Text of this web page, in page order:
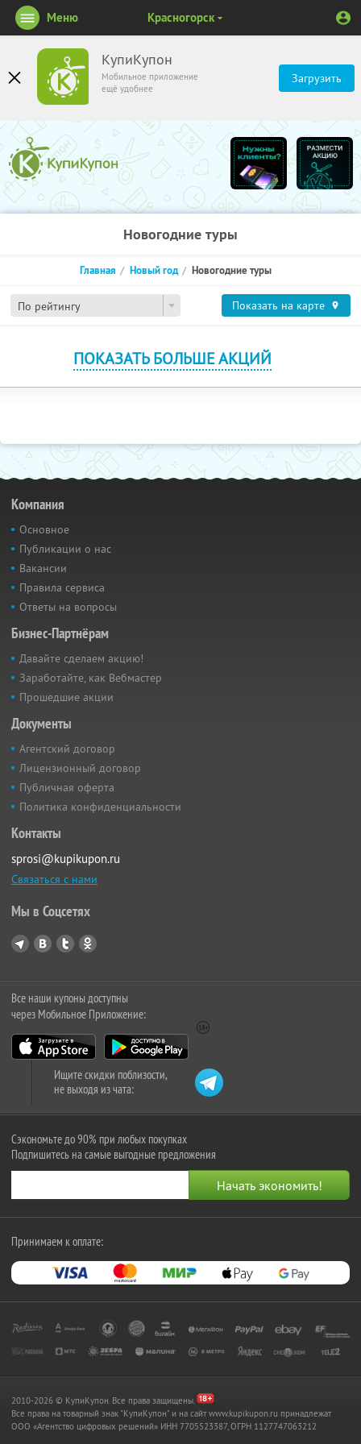
КупиКупон
Мобильное приложение
ещё удобнее
Загрузить
Меню Красногорск
Новогодние туры
По рейтингу
Главная Новый год Новогодние туры
Показать на карте
ПОКАЗАТЬ БОЛЬШЕ АКЦИЙ
Компания
Основное
Публикации о нас
Вакансии
Правила сервиса
Ответы на вопросы
Бизнес-Партнёрам
Давайте сделаем акцию!
Заработайте, как Вебмастер
Прошедшие акции
Документы
Агентский договор
Лицензионный договор
Публичная оферта
Политика конфиденциальности
Контакты
sprosi@kupikupon.ru
Связаться с нами
Мы в Соцсетях
Все наши купоны доступны
через Мобильное Приложение:
Ищите скидки поблизости,
не выходя из чата:
Сэкономьте до 90% при любых покупках
Подпишитесь на самые выгодные предложения
Принимаем к оплате:
2010-2026 © КупиКупон. Все права защищены.
Все права на товарный знак "КупиКупон" и на сайт www.kupikupon.ru принадлежат
OOO «Агентство цифровых решений» ИНН 7705523387, ОГРН 1127747063212